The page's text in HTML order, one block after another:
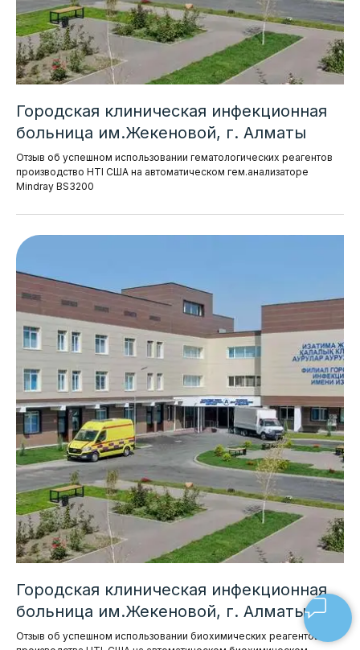
Городская клиническая инфекционная
больница им.Жекеновой, г. Алматы
Отзыв об успешном использовании гематологических реагентов
производство HTI США на автоматическом гем.анализаторе
Mindray BS3200
Городская клиническая инфекционная
больница им.Жекеновой, г. Алматы
Отзыв об успешном использовании биохимических реагентов